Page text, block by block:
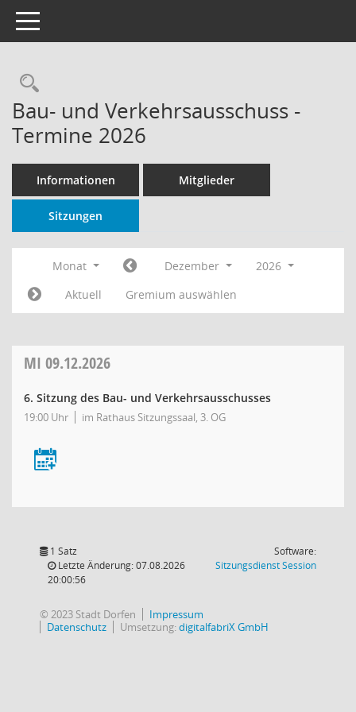
Toggle navigation
Rechercheauswahl
Bau- und Verkehrsausschuss -
Termine 2026
Informationen Mitglieder
Sitzungen
Monat Dezember
2026
Aktuell
Gremium auswählen
MI 09.12.2026
6. Sitzung des Bau- und Verkehrsausschusses
19:00 Uhr im Rathaus Sitzungssaal, 3. OG
1 Satz
Letzte Änderung: 07.08.2026
20:00:56
Software:
SitzungsdienstSession(Wird in
© 2023 Stadt Dorfen
Impressum
Datenschutz
Umsetzung:digitalfabriX GmbH